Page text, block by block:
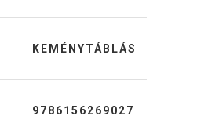
KEMÉNYTÁBLÁS
9786156269027